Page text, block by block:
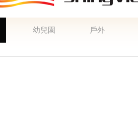
幼兒園 戶外